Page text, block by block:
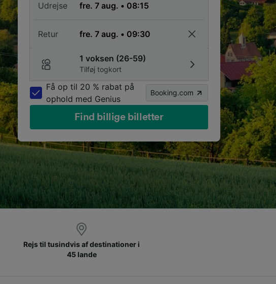
Udrejse
Retur
1 voksen (26-59)
Tilføj togkort
Få op til 20 % rabat på
ophold med Genius
Booking.com
Find billige billetter
Rejs til tusindvis af destinationer i
45 lande